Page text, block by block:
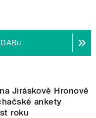
Jiráskově Hronově
ankety
roku